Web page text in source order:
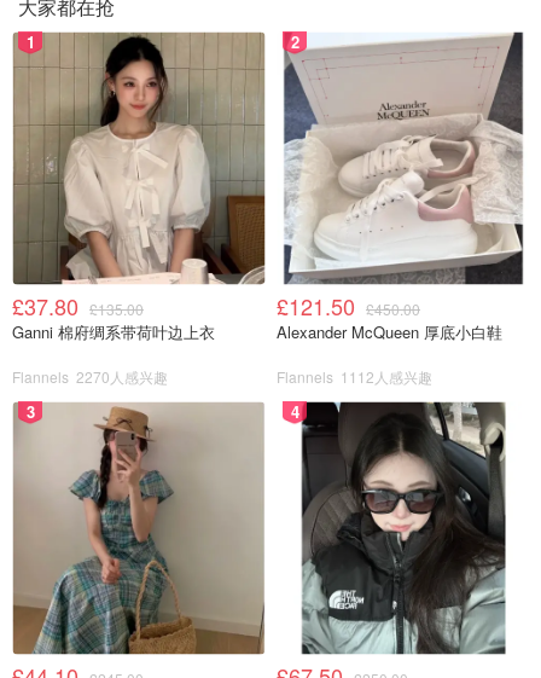
大家都在抢
1
£37.80 £135.00
Ganni 棉府绸系带荷叶边上衣
Flannels 2270人感兴趣
2
£121.50 £450.00
Alexander McQueen 厚底小白鞋
Flannels 1112人感兴趣
3 4